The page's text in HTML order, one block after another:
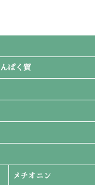
ぱく質
メチオニン